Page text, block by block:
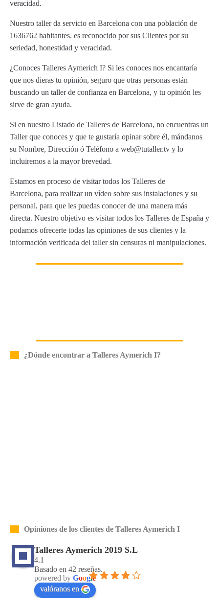
veracidad.
Nuestro taller da servicio en Barcelona con una población de
1636762 habitantes. es reconocido por sus Clientes por su
seriedad, honestidad y veracidad.
¿Conoces Talleres Aymerich I? Si les conoces nos encantaría
que nos dieras tu opinión, seguro que otras personas están
buscando un taller de confianza en Barcelona, y tu opinión les
sirve de gran ayuda.
Si en nuestro Listado de Talleres de Barcelona, no encuentras un
Taller que conoces y que te gustaría opinar sobre él, mándanos
su Nombre, Dirección ó Teléfono a web@tutaller.tv y lo
incluiremos a la mayor brevedad.
Estamos en proceso de visitar todos los Talleres de
Barcelona, para realizar un vídeo sobre sus instalaciones y su
personal, para que les puedas conocer de una manera más
directa. Nuestro objetivo es visitar todos los Talleres de España y
podamos ofrecerte todas las opiniones de sus clientes y la
información verificada del taller sin censuras ni manipulaciones.
¿Dónde encontrar a Talleres Aymerich I?
Opiniones de los clientes de Talleres Aymerich I
Talleres Aymerich 2019 S.L
4.1
Basado en 42 reseñas.
powered by Google
valóranos en